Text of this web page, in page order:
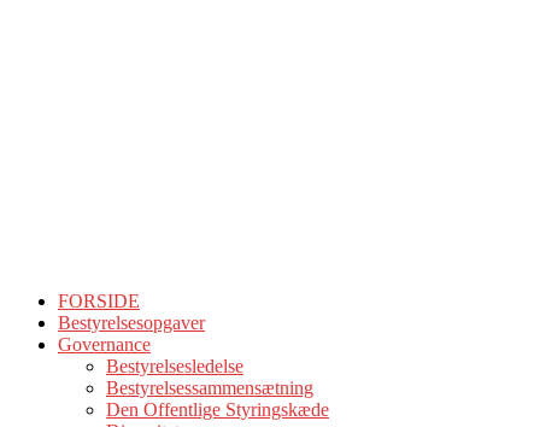
FORSIDE
Bestyrelsesopgaver
Governance
Bestyrelsesledelse
Bestyrelsessammensætning
Den Offentlige Styringskæde